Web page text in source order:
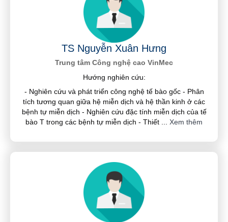
TS Nguyễn Xuân Hưng
Trung tâm Công nghệ cao VinMec
Hướng nghiên cứu:
- Nghiên cứu và phát triển công nghệ tế bào gốc - Phân
tích tương quan giữa hệ miễn dịch và hệ thần kinh ở các
bệnh tự miễn dịch - Nghiên cứu đặc tính miễn dịch của tế
bào T trong các bệnh tự miễn dịch - Thiết
Xem thêm